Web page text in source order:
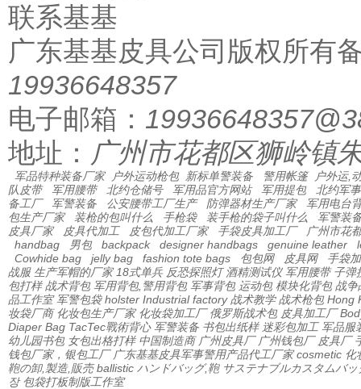
联系基基
广东基基皮具公司 版权所有
19936648357
电子邮箱：
地址： 广州市花都区狮岭镇
军品特种装备厂家 户外运动枪包 新标单警装备 警用帐篷
户外运,
队皮带
军用腰带 北约仓储号 军用品官方网站 军用提包
北约军
备工厂
军警装备 公安腰带工厂生产 防弹器材生产厂家
军用电台
包生产厂家
装枪的包叫什么 手枪袋 装手枪的袋子叫什么
军警装
皮具厂家
皮具代加工 皮包代加工厂家 手袋皮具加工厂
广州市花
handbag
男包 backpack designer handbags genuine leather
Cowhide bag
jelly bag fashion tote bags 包包网 皮具网
手袋
战服 生产军帽的厂家 18式单兵 反恐探照灯 酒精测试仪 军用腰带 子弹
包打样 战术背包 军用背包,警用背包 军事背包 运动包 模块化背包 战争
品工作室 军警包袋 holster Industrial factory 战术教学 战术枪包 Hong
妆袋厂商 化妆包生产厂家 化妆袋加工厂 俄罗斯战术包 皮具加工厂
Diaper Bag TacTec戰術背心 军警装备 书包出纸样 迷彩包加工 军品服
幼儿园书包 女包出格打样 中国制造商 广州皮具厂 广州钱包厂 皮具厂
钱包厂家，银包工厂 广东基基皮具军事警用产品代工厂家 cosmetic 化
鞄の卸,製造,販売 ballistic ハンドバッグ,鞄 サステナブルカスタムバ
장 包袋打板制版工作室